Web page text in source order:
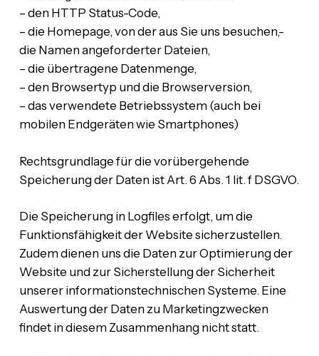
– den HTTP Status-Code,
– die Homepage, von der aus Sie uns besuchen,-
die Namen angeforderter Dateien,
– die übertragene Datenmenge,
– den Browsertyp und die Browserversion,
– das verwendete Betriebssystem (auch bei
mobilen Endgeräten wie Smartphones)
Rechtsgrundlage für die vorübergehende
Speicherung der Daten ist Art. 6 Abs. 1 lit. f DSGVO.
Die Speicherung in Logfiles erfolgt, um die
Funktionsfähigkeit der Website sicherzustellen.
Zudem dienen uns die Daten zur Optimierung der
Website und zur Sicherstellung der Sicherheit
unserer informationstechnischen Systeme. Eine
Auswertung der Daten zu Marketingzwecken
findet in diesem Zusammenhang nicht statt.